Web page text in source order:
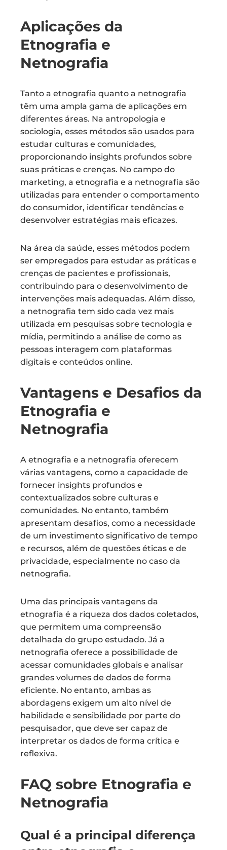
Aplicações da
Etnografia e
Netnografia
Tanto a etnografia quanto a netnografia
têm uma ampla gama de aplicações em
diferentes áreas. Na antropologia e
sociologia, esses métodos são usados para
estudar culturas e comunidades,
proporcionando insights profundos sobre
suas práticas e crenças. No campo do
marketing, a etnografia e a netnografia são
utilizadas para entender o comportamento
do consumidor, identificar tendências e
desenvolver estratégias mais eficazes.
Na área da saúde, esses métodos podem
ser empregados para estudar as práticas e
crenças de pacientes e profissionais,
contribuindo para o desenvolvimento de
intervenções mais adequadas. Além disso,
a netnografia tem sido cada vez mais
utilizada em pesquisas sobre tecnologia e
mídia, permitindo a análise de como as
pessoas interagem com plataformas
digitais e conteúdos online.
Vantagens e Desafios da
Etnografia e
Netnografia
A etnografia e a netnografia oferecem
várias vantagens, como a capacidade de
fornecer insights profundos e
contextualizados sobre culturas e
comunidades. No entanto, também
apresentam desafios, como a necessidade
de um investimento significativo de tempo
e recursos, além de questões éticas e de
privacidade, especialmente no caso da
netnografia.
Uma das principais vantagens da
etnografia é a riqueza dos dados coletados,
que permitem uma compreensão
detalhada do grupo estudado. Já a
netnografia oferece a possibilidade de
acessar comunidades globais e analisar
grandes volumes de dados de forma
eficiente. No entanto, ambas as
abordagens exigem um alto nível de
habilidade e sensibilidade por parte do
pesquisador, que deve ser capaz de
interpretar os dados de forma crítica e
reflexiva.
FAQ sobre Etnografia e
Netnografia
Qual é a principal diferença